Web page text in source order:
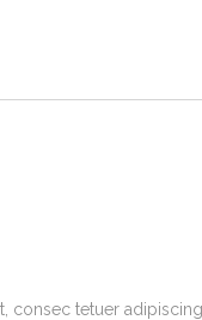
consec tetuer